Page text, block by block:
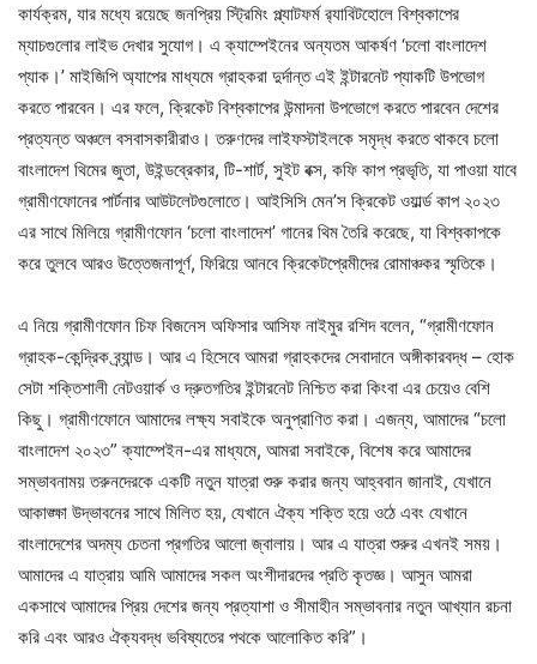
কার্যক্রম, যার মধ্যে রয়েছে জনপ্রিয় স্ট্রিমিং প্ল্যাটফর্ম র‍্যাবিটহোলে বিশ্বকাপের
ম্যাচগুলোর লাইভ দেখার সুযোগ। এ ক্যাম্পেইনের অন্যতম আকর্ষণ ‘চলো বাংলাদেশ
প্যাক।’ মাইজিপি অ্যাপের মাধ্যমে গ্রাহকরা দুর্দান্ত এই ইন্টারনেট প্যাকটি উপভোগ
করতে পারবেন। এর ফলে, ক্রিকেট বিশ্বকাপের উন্মাদনা উপভোগে করতে পারবেন দেশের
প্রত্যন্ত অঞ্চলে বসবাসকারীরাও। তরুণদের লাইফস্টাইলকে সমৃদ্ধ করতে থাকবে চলো
বাংলাদেশ থিমের জুতা, উইন্ডব্রেকার, টি-শার্ট, সুইট বক্স, কফি কাপ প্রভৃতি, যা পাওয়া যাবে
গ্রামীণফোনের পার্টনার আউটলেটগুলোতে। আইসিসি মেন’স ক্রিকেট ওয়ার্ল্ড কাপ ২০২৩
এর সাথে মিলিয়ে গ্রামীণফোন ‘চলো বাংলাদেশ’ গানের থিম তৈরি করেছে, যা বিশ্বকাপকে
করে তুলবে আরও উত্তেজনাপূর্ণ, ফিরিয়ে আনবে ক্রিকেটপ্রেমীদের রোমাঞ্চকর স্মৃতিকে।
এ নিয়ে গ্রামীণফোন চিফ বিজনেস অফিসার আসিফ নাইমুর রশিদ বলেন, “গ্রামীণফোন
গ্রাহক-কেন্দ্রিক ব্র্যান্ড। আর এ হিসেবে আমরা গ্রাহকদের সেবাদানে অঙ্গীকারবদ্ধ – হোক
সেটা শক্তিশালী নেটওয়ার্ক ও দ্রুতগতির ইন্টারনেট নিশ্চিত করা কিংবা এর চেয়েও বেশি
কিছু। গ্রামীণফোনে আমাদের লক্ষ্য সবাইকে অনুপ্রাণিত করা। এজন্য, আমাদের “চলো
বাংলাদেশ ২০২৩” ক্যাম্পেইন-এর মাধ্যমে, আমরা সবাইকে, বিশেষ করে আমাদের
সম্ভাবনাময় তরুনদেরকে একটি নতুন যাত্রা শুরু করার জন্য আহ্ববান জানাই, যেখানে
আকাঙ্ক্ষা উদ্ভাবনের সাথে মিলিত হয়, যেখানে ঐক্য শক্তি হয়ে ওঠে এবং যেখানে
বাংলাদেশের অদম্য চেতনা প্রগতির আলো জ্বালায়। আর এ যাত্রা শুরুর এখনই সময়।
আমাদের এ যাত্রায় আমি আমাদের সকল অংশীদারদের প্রতি কৃতজ্ঞ। আসুন আমরা
একসাথে আমাদের প্রিয় দেশের জন্য প্রত্যাশা ও সীমাহীন সম্ভাবনার নতুন আখ্যান রচনা
করি এবং আরও ঐক্যবদ্ধ ভবিষ্যতের পথকে আলোকিত করি”।